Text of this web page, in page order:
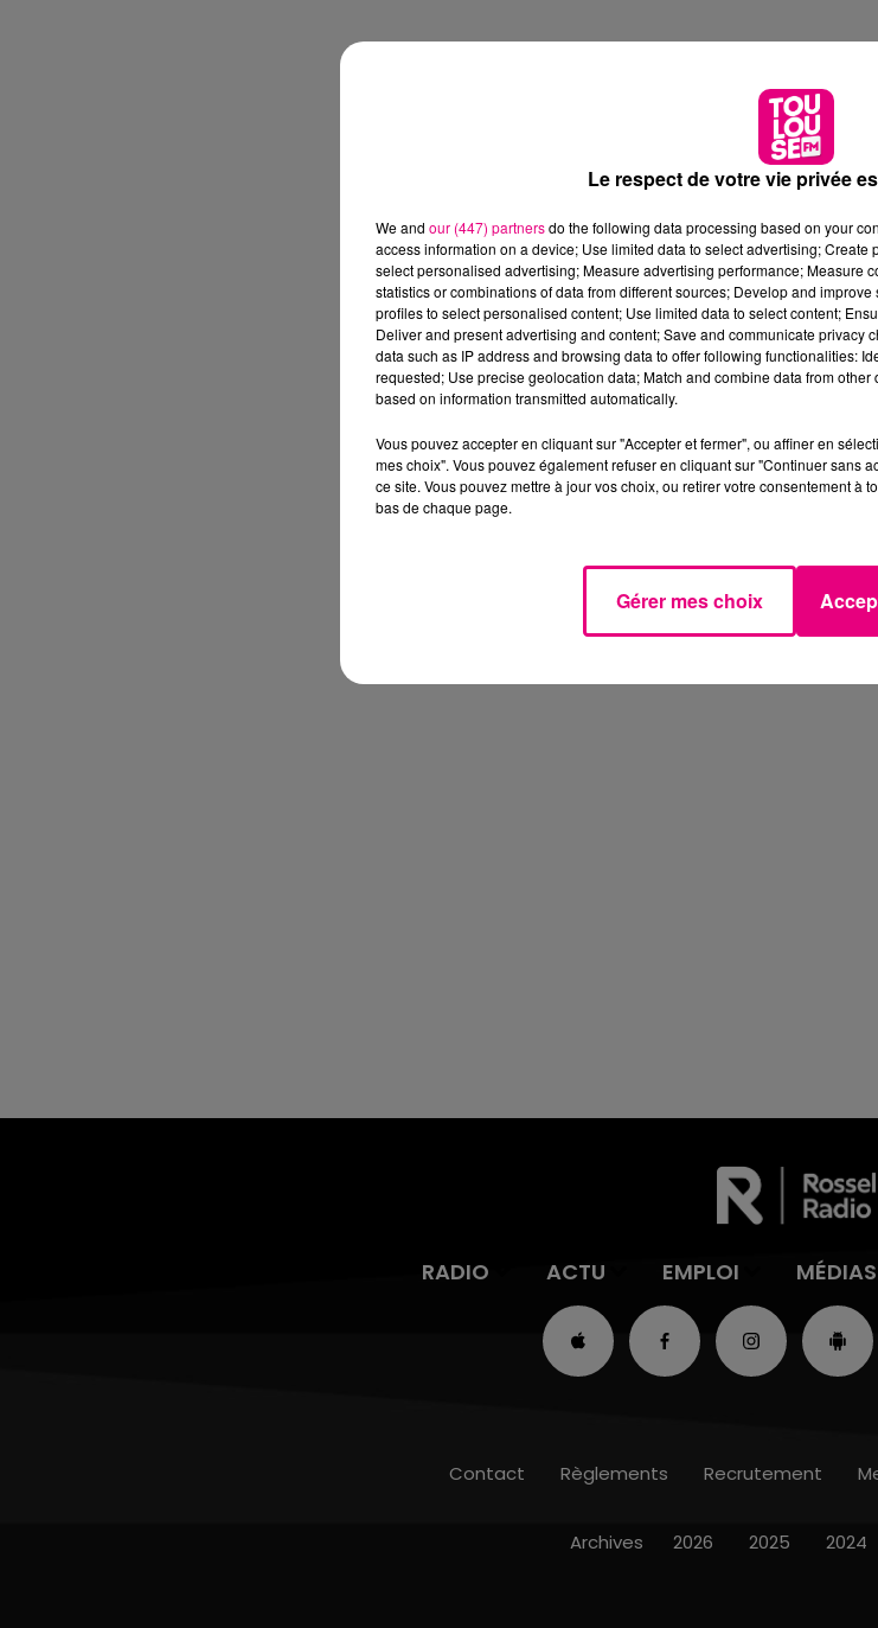
RADIO ACTU EMPLOI MÉDIAS
Contact Règlements Recrutement
Archives 2026 2025 2024
Le respect de votre vie privée
We and our (447) partnersdo the following data processing based on your
access information on a device; Use limited data to select advertising;
select personalised advertising; Measure advertising performance; Measure
statistics or combinations of data from different sources; Develop and
profiles to select personalised content; Use limited data to select content;
Deliver and present advertising and content; Save and communicate privacy
data such as IP address and browsing data to offer following functionalities:
requested; Use precise geolocation data; Match and combine data from
based on information transmitted automatically.
Vous pouvez accepter en cliquant sur "Accepter et fermer", ou affiner en
mes choix". Vous pouvez également refuser en cliquant sur "Continuer sans
ce site. Vous pouvez mettre à jour vos choix, ou retirer votre consentement à
bas de chaque page.
Gérer mes choix